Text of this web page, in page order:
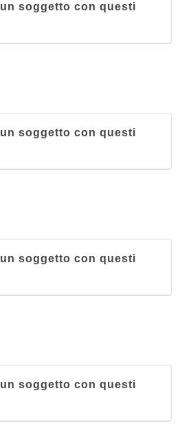
soggetto con questi
soggetto con questi
soggetto con questi
soggetto con questi